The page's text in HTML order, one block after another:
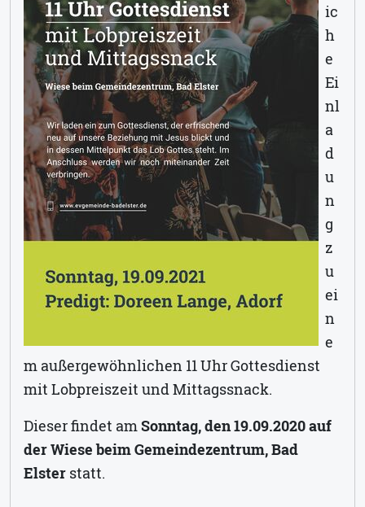
ic
h
e
Ei
nl
a
d
u
n
g
z
u
ei
n
e
m außergewöhnlichen 11 Uhr Gottesdienst
mit Lobpreiszeit und Mittagssnack.
Dieser findet am Sonntag, den 19.09.2020 auf
der Wiese beim Gemeindezentrum, Bad
Elster statt.